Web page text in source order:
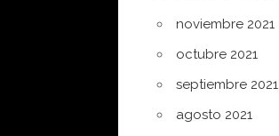
noviembre 2021
octubre 2021
septiembre 2021
agosto 2021